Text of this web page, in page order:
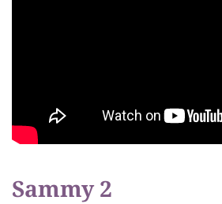
Sammy 2